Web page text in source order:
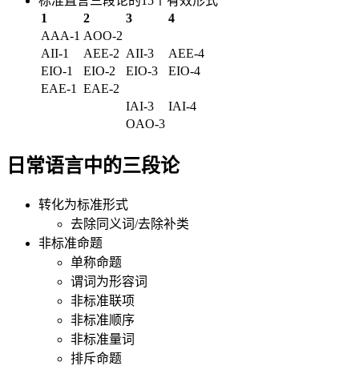
1
2 3
4
AAA-1 AOO-2
AII-1
AEE-2 AII-3
AEE-4
EIO-1
EIO-2 EIO-3
EIO-4
EAE-1
EAE-2
IAI-3
IAI-4
OAO-3
日常语言中的三段论
转化为标准形式
去除同义词/去除补类
非标准命题
单称命题
谓词为形容词
非标准联项
非标准顺序
非标准量词
排斥命题